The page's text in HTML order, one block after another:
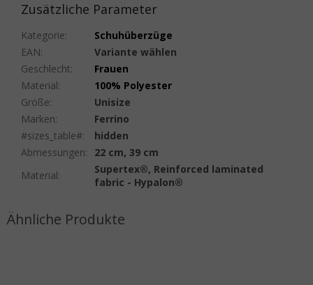
Zusätzliche Parameter
Kategorie:
Schuhüberzüge
EAN:
Variante wählen
Geschlecht:
Frauen
Material:
100% Polyester
Größe:
Unisize
Marken:
Ferrino
#sizes_table#:
hidden
Abmessungen:
22 cm, 39 cm
Material:
Supertex®, Reinforced laminated
fabric - Hypalon®